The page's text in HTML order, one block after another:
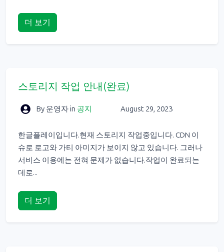
더 보기
스토리지 작업 안내(완료)
By 운영자in 공지 August 29, 2023
한글플레이입니다.현재 스토리지 작업중입니다. CDN 이
슈로 로고와 가티 아미지가 보이지 않고 있습니다. 그러나
서비스 이용에는 전혀 문제가 없습니다.작업이 완료되는
데로...
더 보기